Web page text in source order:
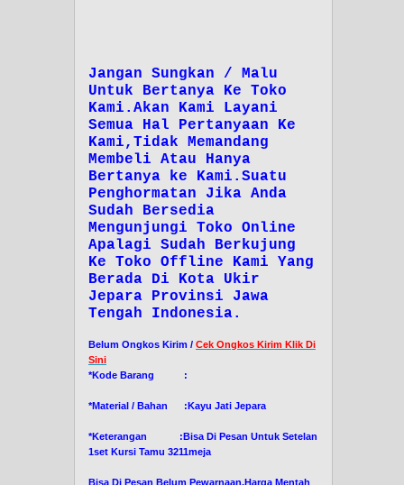
Jangan Sungkan / Malu
Untuk Bertanya Ke Toko
Kami.Akan Kami Layani
Semua Hal Pertanyaan Ke
Kami,Tidak Memandang
Membeli Atau Hanya
Bertanya ke Kami.Suatu
Penghormatan Jika Anda
Sudah Bersedia
Mengunjungi Toko Online
Apalagi Sudah Berkujung
Ke Toko Offline Kami Yang
Berada Di Kota Ukir
Jepara Provinsi Jawa
Tengah Indonesia.
Belum Ongkos Kirim / Cek Ongkos Kirim Klik Di
Sini
*Kode Barang :
*Material / Bahan :Kayu Jati Jepara
*Keterangan :Bisa Di Pesan Untuk Setelan
1set Kursi Tamu 3211meja
Bisa Di Pesan Belum Pewarnaan,Harga Mentah